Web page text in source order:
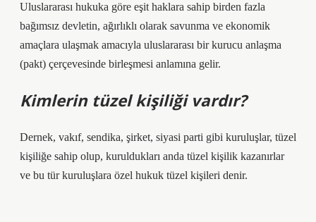
Uluslararası hukuka göre eşit haklara sahip birden fazla
bağımsız devletin, ağırlıklı olarak savunma ve ekonomik
amaçlara ulaşmak amacıyla uluslararası bir kurucu anlaşma
(pakt) çerçevesinde birleşmesi anlamına gelir.
Kimlerin tüzel kişiliği vardır?
Dernek, vakıf, sendika, şirket, siyasi parti gibi kuruluşlar, tüzel
kişiliğe sahip olup, kuruldukları anda tüzel kişilik kazanırlar
ve bu tür kuruluşlara özel hukuk tüzel kişileri denir.